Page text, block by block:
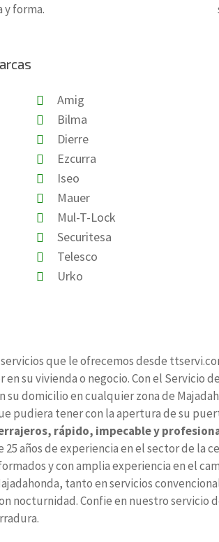
forma.
Amig
Bilma
Dierre
Ezcurra
Iseo
Mauer
Mul-T-Lock
Securitesa
Telesco
Urko
que le ofrecemos desde
su vivienda o negocio. Con el Servicio
su domicilio en cualquier zona de
pudiera tener con la apertura de su
rápido, impecable y
años de experiencia en el sector de la
y con amplia experiencia en el
tanto en servicios
nocturnidad. Confie en nuestro